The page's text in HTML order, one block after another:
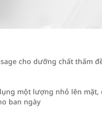
cho dưỡng chất thấm
một lượng nhỏ lên mặt,
ban ngày